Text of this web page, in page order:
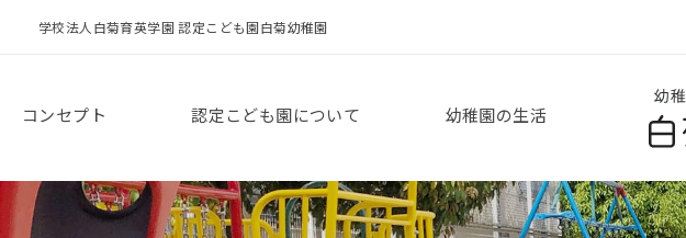
学校法人白菊育英学園 認定こども園白菊幼稚園
コンセプト 認定こども園について 幼稚園の生活